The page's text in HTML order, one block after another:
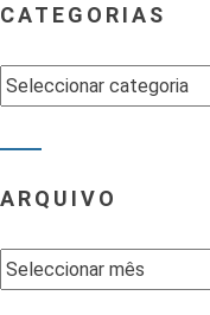
CATEGORIAS
Categorias
ARQUIVO
Arquivo